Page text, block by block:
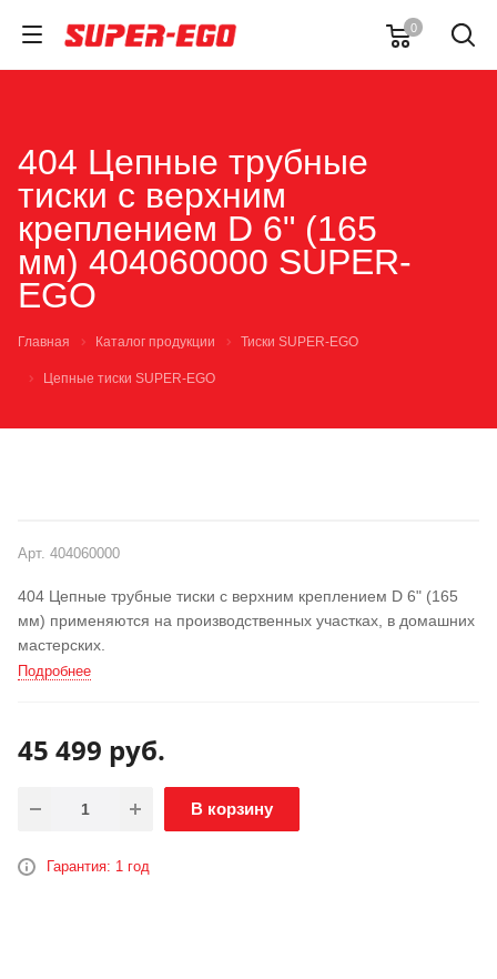
0
404 Цепные трубные
тиски с верхним
креплением D 6" (165
мм) 404060000 SUPER-
EGO
Главная Каталог продукции Тиски SUPER-EGO
Цепные тиски SUPER-EGO
Арт. 404060000
404 Цепные трубные тиски с верхним креплением D 6" (165
мм) применяются на производственных участках, в домашних
мастерских.
Подробнее
45 499 руб.
В корзину
Гарантия: 1 год